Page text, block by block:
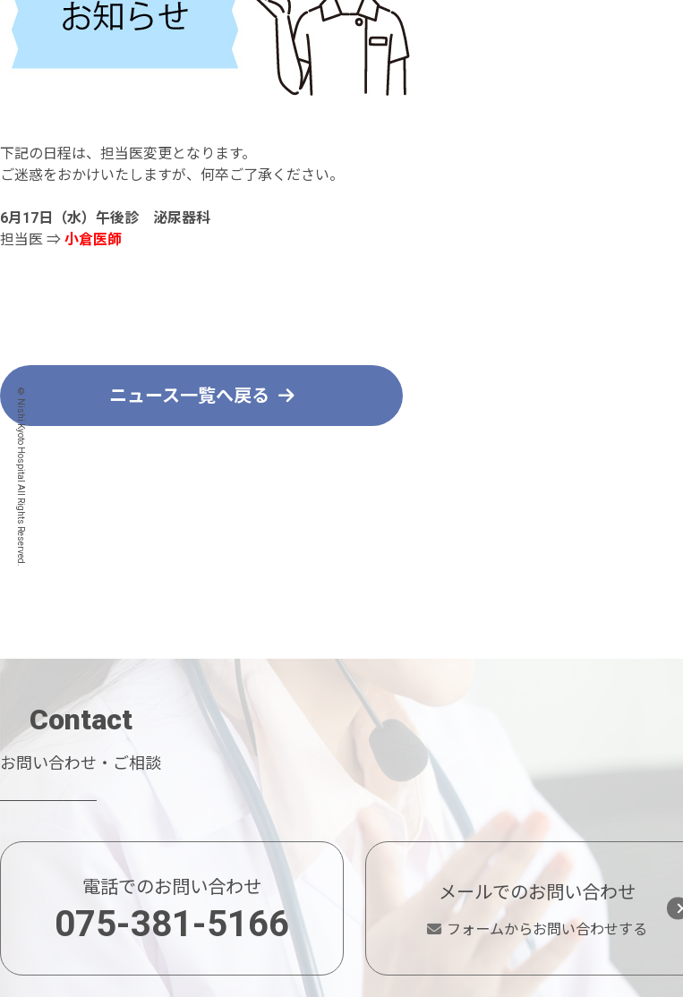
下記の日程は、担当医変更となります。
ご迷惑をおかけいたしますが、何卒ご了承ください。
6月17日（水）午後診 泌尿器科
担当医 ⇒ 小倉医師
ニュース一覧へ戻る
Contact
お問い合わせ・ご相談
電話でのお問い合わせ
075-381-5166
メールでのお問い合わせ
フォームからお問い合わせする
© Nishi Kyoto Hospital All Rights Reserved.